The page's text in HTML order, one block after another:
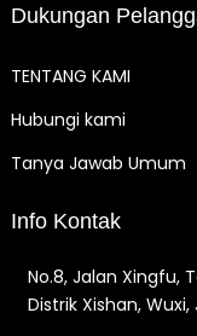
Dukungan
TENTANG KAMI
Hubungi kami
Tanya Jawab Umum
Info Kontak
No.8, Jalan Xingfu,
Distrik Xishan,